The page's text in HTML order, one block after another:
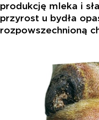
produkcję mleka i
przyrost u bydła
rozpowszechnioną